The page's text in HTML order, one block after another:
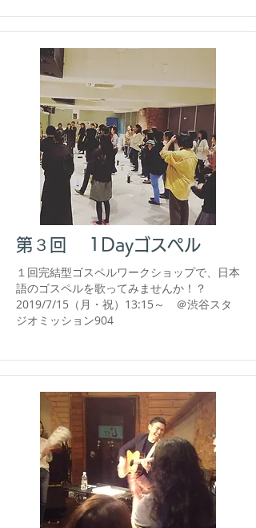
第３回 1Dayゴスペル
​１回完結型ゴスペルワークショップで、日本
語のゴスペルを歌ってみませんか！？
​2019/7/15（月・祝）13:15～ ＠渋谷スタ
ジオミッション904